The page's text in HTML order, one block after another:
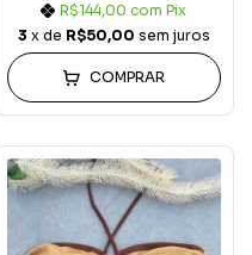
R$144,00com Pix
3 x de R$50,00 sem juros
COMPRAR